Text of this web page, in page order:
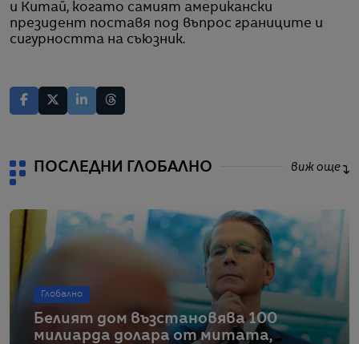
и Китай, когато самият американски
президент поставя под въпрос границите и
сигурността на съюзник.
ПОСЛЕДНИ ГЛОБАЛНО виж още
Глобално
Белият дом възстановява 100
милиарда долара от митата,